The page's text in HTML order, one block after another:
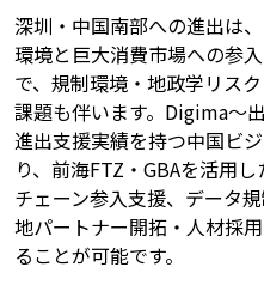
深圳・中国南部への進出は
環境と巨大消費市場への参
で、規制環境・地政学リス
課題も伴います。Digima〜
進出支援実績を持つ中国ビ
り、前海FTZ・GBAを活用
チェーン参入支援、データ
地パートナー開拓・人材採
ることが可能です。